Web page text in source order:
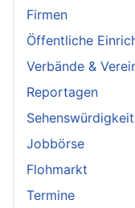
Firmen
Öffentliche
Verbände &
Reportagen
Jobbörse
Flohmarkt
Termine